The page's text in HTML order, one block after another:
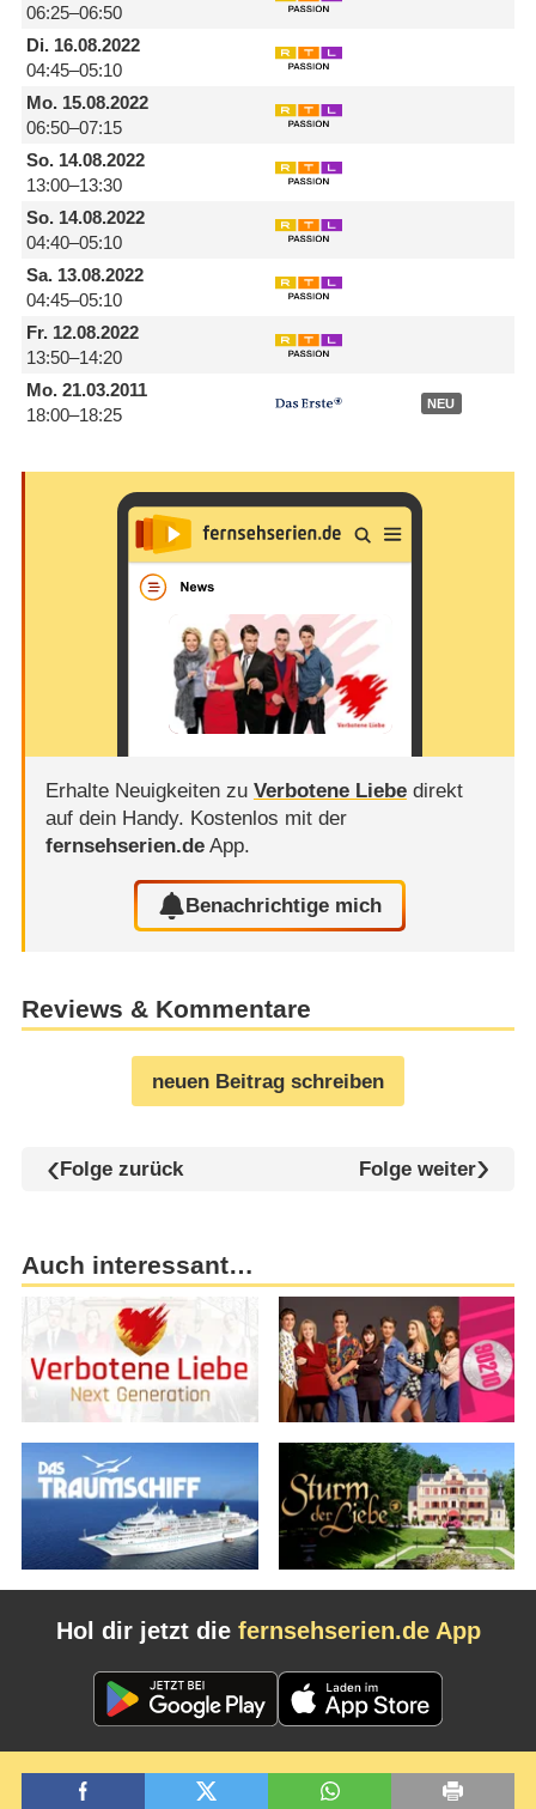
06:25–06:50
Di.16.08.2022
04:45–05:10
Mo.15.08.2022
06:50–07:15
So.14.08.2022
13:00–13:30
So.14.08.2022
04:40–05:10
Sa.13.08.2022
04:45–05:10
Fr.12.08.2022
13:50–14:20
Mo.21.03.2011
18:00–18:25
NEU
Erhalte Neuigkeiten zu Verbotene Liebedirekt
auf dein Handy. Kostenlos mit der
fernsehserien.deApp.
Benachrichtige mich
Reviews & Kommentare
neuen Beitrag schreiben
Folge zurück Folge weiter
Auch interessant…
Hol dir jetzt die fernsehserien.de App